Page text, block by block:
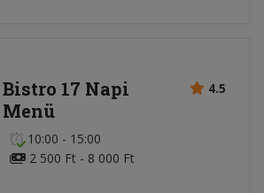
4.5
Bistro 17 Napi
Menü
10:00 - 15:00
2 500 Ft - 8 000 Ft